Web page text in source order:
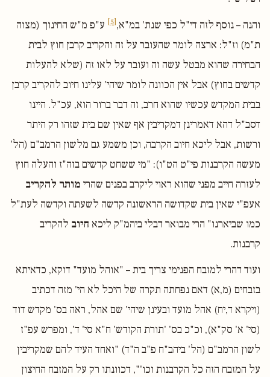
והנה – נוסף לזה די"ל כפי שנת' במ"א,[5]
ע"פ מ"ש החינוך (מצוה
ת"מ) וז"ל: ארצה לומר שהעובר על זה והקריב קרבן חוץ לבית
הבחירה שהוא מבטל עשה זה ועובר על לאו זה (שלא להעלות
קדשים בחוץ) אבל אין הכוונה לומר שיהי' עלינו חיוב להקריב קרבן
בבית המקדש עכשיו שהוא חרב, זה דבר ברור הוא, עכ"ל. היינו
דסב"ל דהא דאמרינן דמקריבין אף שאין שם בית שזהו רק היתר
ורשות, אבל ליכא חיוב הקרבה, וכן משמע גם מלשון הרמב"ם (הל'
מעשה הקרבנות פי"ט הט"ו): "מי ששחט קדשים בזה"ז והעלה חוץ
לעזרה חייב מפני שהוא ראוי ליקרב בפנים שהרי מותר להקריב
אעפ"י שאין בית שקדושה הראשונה קדשה לשעתה וקדשה לעת"ל
כמו שביארנו" הרי מבואר דבלי ביהמ"ק ליכא חיוב להקריב
קרבנות.
ועוד דהרי למזבח הפנימי צריך בית – "אוהל מועד" דוקא, כדאיתא
בזבחים (מ,א) דאם נפחתה תקרה של היכל לא הי' מזה דכתיב
(ויקרא ד,יח) אהל מועד ובעינן שיהי' שם אהל, ראה בס' מקדש דוד
(סי' א' סק"א), וכ"כ בס' 'תורת הקודש' ח"א סי' ד', ומפרש עפ"ז
לשון הרמב"ם (הל' ביהב"ח פ"ב ה"ד) "ואחד העיד להם שמקריבין
על המזבח הזה כל הקרבנות וכו'", דכוונתו רק על המזבח החיצון